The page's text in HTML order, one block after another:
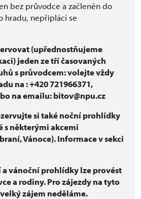
bez průvodce a začleněn do
hradu, nepřiplácí se
(upřednostňujeme
jeden ze tří časovaných
s průvodcem: volejte vždy
na : +420 721966371,
na emailu: bitov@npu.cz
si také noční prohlídky
s některými akcemi
Vánoce). Informace v sekci
a vánoční prohlídky lze provést
a rodiny. Pro zájezdy na tyto
zájem neděláme.